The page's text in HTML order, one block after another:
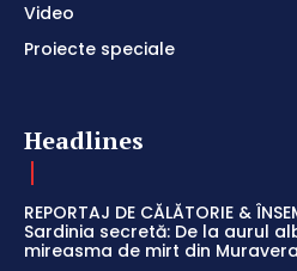
Video
Proiecte speciale
Headlines
REPORTAJ DE CĂLĂTORIE &
Sardinia secretă: De la aurul
mireasma de mirt din Muravera